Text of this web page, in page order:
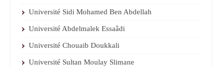
Université Sidi Mohamed Ben Abdellah
Université Abdelmalek Essaâdi
Université Chouaib Doukkali
Université Sultan Moulay Slimane